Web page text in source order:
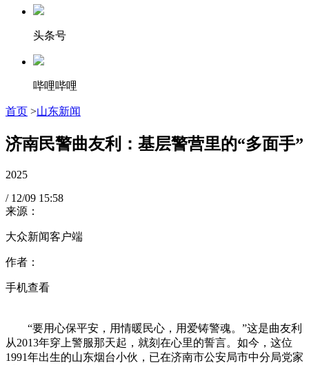
头条号
哔哩哔哩
首页 >山东新闻
济南民警曲友利：基层警营里的“多面手”
2025
/ 12/09 15:58
来源：
大众新闻客户端
作者：
手机查看
“要用心保平安，用情暖民心，用爱铸警魂。”这是曲友利
从2013年穿上警服那天起，就刻在心里的誓言。如今，这位
1991年出生的山东烟台小伙，已在济南市公安局市中分局党家